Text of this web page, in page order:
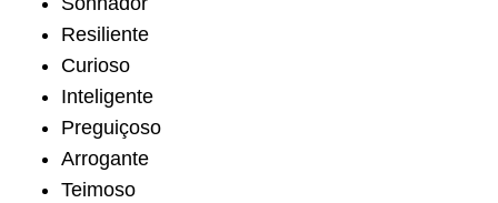
Resiliente
Curioso
Inteligente
Preguiçoso
Arrogante
Teimoso